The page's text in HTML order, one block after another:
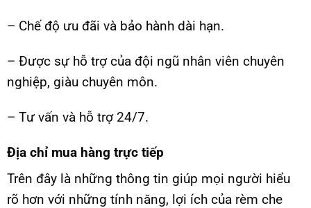
– Chế độ ưu đãi và bảo hành dài hạn.
– Được sự hỗ trợ của đội ngũ nhân viên chuyên
nghiệp, giàu chuyên môn.
– Tư vấn và hỗ trợ 24/7.
Địa chỉ mua hàng trực tiếp
Trên đây là những thông tin giúp mọi người hiểu
rõ hơn với những tính năng, lợi ích của rèm che